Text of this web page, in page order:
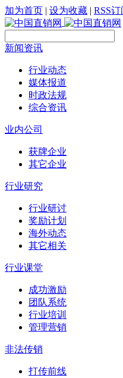
加为首页 | 设为收藏 | RSS订
新闻资讯
行业动态
媒体报道
时政法规
综合资讯
业内公司
获牌企业
其它企业
行业研究
行业研讨
奖励计划
海外动态
其它相关
行业课堂
成功激励
团队系统
行业培训
管理营销
非法传销
打传前线